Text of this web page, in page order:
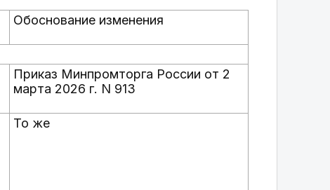
Обоснование изменения
Приказ Минпромторга России от 2
марта 2026 г. N 913
То же